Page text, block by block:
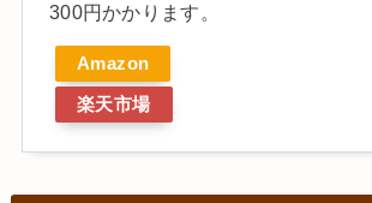
300円かかります。
Amazon
楽天市場